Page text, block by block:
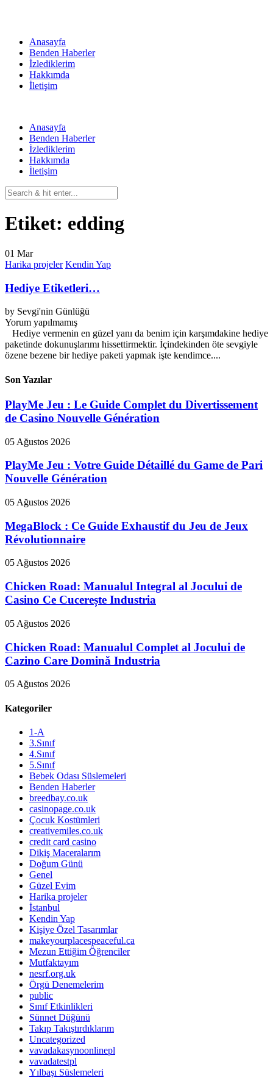
Anasayfa
Benden Haberler
İzlediklerim
Hakkımda
İletişim
Anasayfa
Benden Haberler
İzlediklerim
Hakkımda
İletişim
Etiket: edding
01 Mar
Harika projeler Kendin Yap
Hediye Etiketleri…
by Sevgi'nin Günlüğü
Yorum yapılmamış
Hediye vermenin en güzel yanı da benim için karşımdakine hediye
paketinde dokunuşlarımı hissettirmektir. İçindekinden öte sevgiyle
özene bezene bir hediye paketi yapmak işte kendimce....
Son Yazılar
PlayMe Jeu : Le Guide Complet du Divertissement
de Casino Nouvelle Génération
05 Ağustos 2026
PlayMe Jeu : Votre Guide Détaillé du Game de Pari
Nouvelle Génération
05 Ağustos 2026
MegaBlock : Ce Guide Exhaustif du Jeu de Jeux
Révolutionnaire
05 Ağustos 2026
Chicken Road: Manualul Integral al Jocului de
Casino Ce Cucerește Industria
05 Ağustos 2026
Chicken Road: Manualul Complet al Jocului de
Cazino Care Domină Industria
05 Ağustos 2026
Kategoriler
1-A
3.Sınıf
4.Sınıf
5.Sınıf
Bebek Odası Süslemeleri
Benden Haberler
breedbay.co.uk
casinopage.co.uk
Çocuk Kostümleri
creativemiles.co.uk
credit card casino
Dikiş Maceralarım
Doğum Günü
Genel
Güzel Evim
Harika projeler
İstanbul
Kendin Yap
Kişiye Özel Tasarımlar
makeyourplacespeaceful.ca
Mezun Ettiğim Öğrenciler
Mutfaktayım
nesrf.org.uk
Örgü Denemelerim
public
Sınıf Etkinlikleri
Sünnet Düğünü
Takıp Takıştırdıklarım
Uncategorized
vavadakasynoonlinepl
vavadatestpl
Yılbaşı Süslemeleri